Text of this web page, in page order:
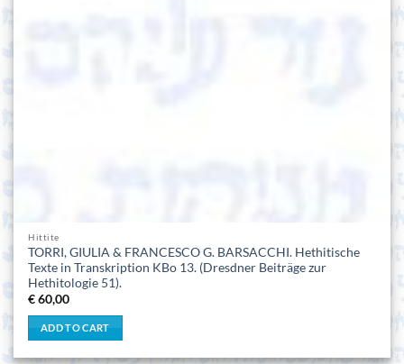
Hittite
TORRI, GIULIA & FRANCESCO G. BARSACCHI. Hethitische
Texte in Transkription KBo 13. (Dresdner Beiträge zur
Hethitologie 51).
€60,00
ADD TO CART